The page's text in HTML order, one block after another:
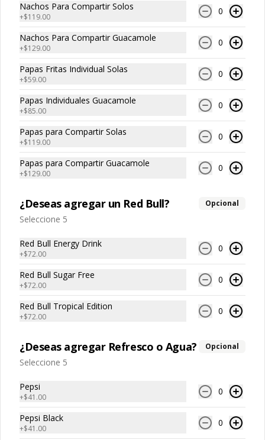
Porción grande de totopos de maíz
fritos y crujientes para compartir.
$119.00
Guacamole
Totopos de maíz fritos con
guacamole, cebolla morada, cilantro y
un toque de crema.
$129.00
Cheddar
Tommy Papas
Papas Fritas Individuales
Porción individual de papas fritas de
$59.00
Nachos Para Compartir Solos
+$119.00
0
Nachos Para Compartir Guacamole
+$129.00
0
Papas Fritas Individual Solas
+$59.00
0
Papas Individuales Guacamole
+$85.00
0
Papas para Compartir Solas
+$119.00
0
Papas para Compartir Guacamole
+$129.00
0
¿Deseas agregar un Red Bull? Opcional
Seleccione 5
Red Bull Energy Drink
+$72.00
0
Red Bull Sugar Free
+$72.00
0
Red Bull Tropical Edition
+$72.00
0
¿Deseas agregar Refresco o Agua? Opcional
Seleccione 5
Pepsi
+$41.00
0
Pepsi Black
+$41.00
0